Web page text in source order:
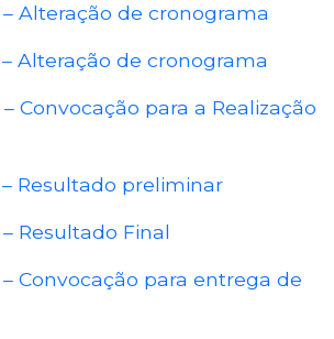
Alteração de cronograma
Alteração de cronograma
Convocação para a Realização
Resultado preliminar
Resultado Final
Convocação para entrega de